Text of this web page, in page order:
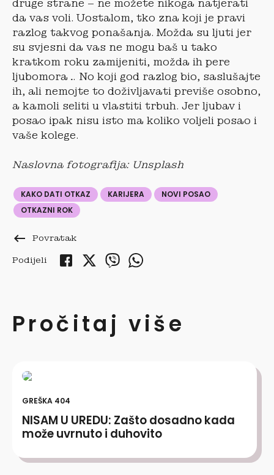
druge strane – ne možete nikoga natjerati
da vas voli. Uostalom, tko zna koji je pravi
razlog takvog ponašanja. Možda su ljuti jer
su svjesni da vas ne mogu baš u tako
kratkom roku zamijeniti, možda ih pere
ljubomora… No koji god razlog bio, saslušajte
ih, ali nemojte to doživljavati previše osobno,
a kamoli seliti u vlastiti trbuh. Jer ljubav i
posao ipak nisu isto ma koliko voljeli posao i
vaše kolege.
Naslovna fotografija: Unsplash
KAKO DATI OTKAZ KARIJERA
NOVI POSAO
OTKAZNI ROK
keyboard_backspace Povratak
Podijeli
Pročitaj više
GREŠKA 404
NISAM U UREDU: Zašto dosadno kada
može uvrnuto i duhovito